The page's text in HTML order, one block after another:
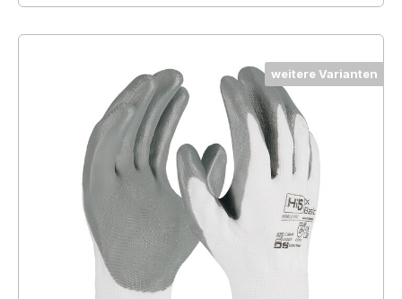
weitere Varianten